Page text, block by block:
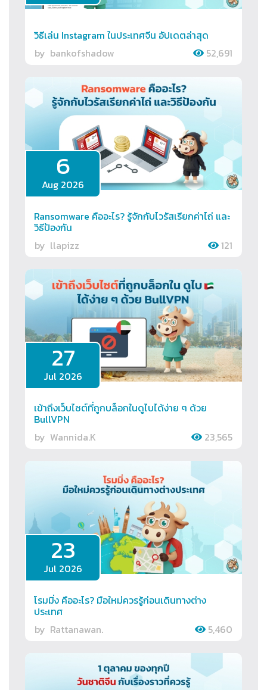
วิธีเล่น Instagram ในประเทศจีน อัปเดตล่าสุด
by bankofshadow 52,691
6
Aug 2026
Ransomware คืออะไร? รู้จักกับไวรัสเรียกค่าไถ่ และ
วิธีป้องกัน
by llapizz 121
27
Jul 2026
เข้าถึงเว็บไซต์ที่ถูกบล็อกในดูไบได้ง่าย ๆ ด้วย
BullVPN
by Wannida.K 23,565
23
Jul 2026
โรมมิ่ง คืออะไร? มือใหม่ควรรู้ก่อนเดินทางต่าง
ประเทศ
by Rattanawan. 5,460